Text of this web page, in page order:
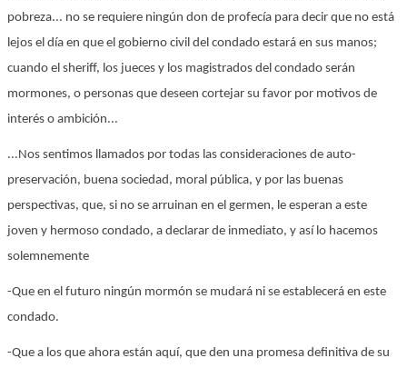
pobreza... no se requiere ningún don de profecía para decir que no está
lejos el día en que el gobierno civil del condado estará en sus manos;
cuando el sheriff, los jueces y los magistrados del condado serán
mormones, o personas que deseen cortejar su favor por motivos de
interés o ambición...
...Nos sentimos llamados por todas las consideraciones de auto-
preservación, buena sociedad, moral pública, y por las buenas
perspectivas, que, si no se arruinan en el germen, le esperan a este
joven y hermoso condado, a declarar de inmediato, y así lo hacemos
solemnemente
-Que en el futuro ningún mormón se mudará ni se establecerá en este
condado.
-Que a los que ahora están aquí, que den una promesa definitiva de su